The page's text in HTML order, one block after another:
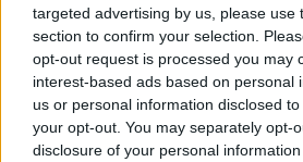
targeted advertising by us, please use
section to confirm your selection.
opt-out request is processed you may
interest-based ads based on personal
us or personal information disclosed
your opt-out. You may separately opt-
disclosure of your personal
Sosiaaalisessa mediassa on
nähty monia tapauksia,